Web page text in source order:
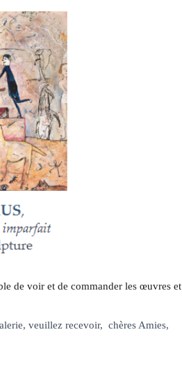
de voir et de commander les œuvres et
veuillez recevoir, chères Amies,